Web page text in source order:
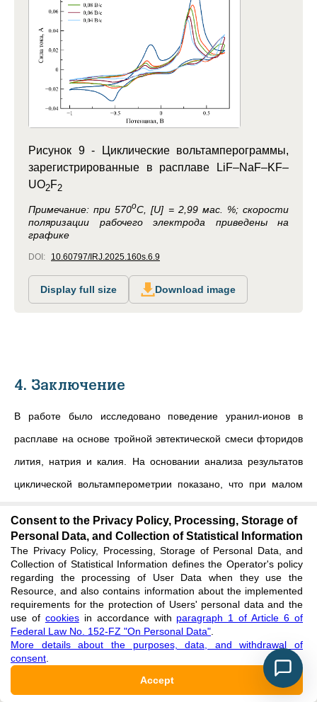
Рисунок 9 -
Циклические вольтамперограммы,
зарегистрированные в расплаве LiF–NaF–KF–
UO2F2
Примечание:при 570oC, [U] = 2,99 мас. %; скорости
поляризации рабочего электрода приведены на
графике
DOI: 10.60797/IRJ.2025.160s.6.9
Display full size Download image
4. Заключение
В работе было исследовано поведение уранил-ионов в
расплаве на основе тройной эвтектической смеси фторидов
лития, натрия и калия. На основании анализа результатов
циклической вольтамперометрии показано, что при малом
восстановление U(VI) → U(IV) с образованием диоксида
урана и двухстадийное окисление U(IV) → U(V) → U(VI),
сделаны выводы об обратимости процесса. При увеличении
концентрации урана в расплаве фиксируются две
последовательные стадии катодного восстановления
UO2
2+→ UO2
+→ UO2 . Механизм анодного растворения
диоксида урана в этих условиях требует дальнейшего
исследования.
Consent to the Privacy Policy, Processing, Storage of
Personal Data, and Collection of Statistical Information
The Privacy Policy, Processing, Storage of Personal Data, and
Collection of Statistical Information defines the Operator's policy
regarding the processing of User Data when they use the
Resource, and also contains information about the implemented
requirements for the protection of Users' personal data and the
use of cookiesin accordance with paragraph 1 of Article 6 of
Federal Law No. 152-FZ "On Personal Data"
More details about the purposes, data, and withdrawal of
consent
Accept